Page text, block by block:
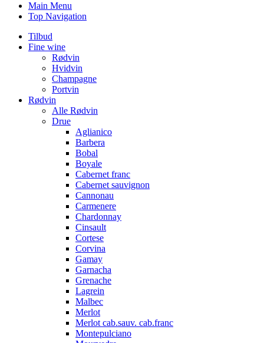
Main Menu
Top Navigation
Tilbud
Fine wine
Rødvin
Hvidvin
Champagne
Portvin
Rødvin
Alle Rødvin
Drue
Aglianico
Barbera
Bobal
Boyale
Cabernet franc
Cabernet sauvignon
Cannonau
Carmenere
Chardonnay
Cinsault
Cortese
Corvina
Gamay
Garnacha
Grenache
Lagrein
Malbec
Merlot
Merlot cab.sauv. cab.franc
Montepulciano